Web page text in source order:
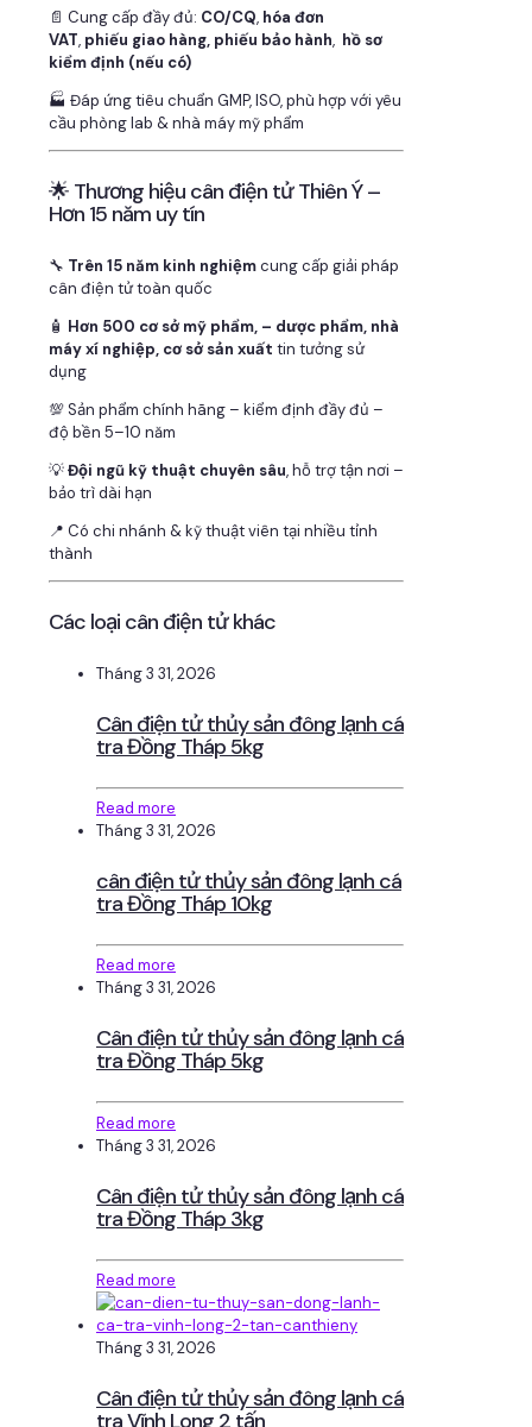
📄 Cung cấp đầy đủ: CO/CQ, hóa đơn
VAT, phiếu giao hàng, phiếu bảo hành, hồ sơ
kiểm định (nếu có)
🏭 Đáp ứng tiêu chuẩn GMP, ISO, phù hợp với yêu
cầu phòng lab & nhà máy mỹ phẩm
🌟 Thương hiệu cân điện tử Thiên Ý –
Hơn 15 năm uy tín
🔧 Trên 15 năm kinh nghiệmcung cấp giải pháp
cân điện tử toàn quốc
🧴 Hơn 500 cơ sở mỹ phẩm, – dược phẩm, nhà
máy xí nghiệp, cơ sở sản xuất tin tưởng sử
dụng
💯 Sản phẩm chính hãng – kiểm định đầy đủ –
độ bền 5–10 năm
💡Đội ngũ kỹ thuật chuyên sâu, hỗ trợ tận nơi –
bảo trì dài hạn
📍 Có chi nhánh & kỹ thuật viên tại nhiều tỉnh
thành
Các loại cân điện tử khác
Tháng 3 31, 2026
Cân điện tử thủy sản đông lạnh cá
tra Đồng Tháp 5kg
Read more
Tháng 3 31, 2026
cân điện tử thủy sản đông lạnh cá
tra Đồng Tháp 10kg
Read more
Tháng 3 31, 2026
Cân điện tử thủy sản đông lạnh cá
tra Đồng Tháp 5kg
Read more
Tháng 3 31, 2026
Cân điện tử thủy sản đông lạnh cá
tra Đồng Tháp 3kg
Read more
Tháng 3 31, 2026
Cân điện tử thủy sản đông lạnh cá
tra Vĩnh Long 2 tấn